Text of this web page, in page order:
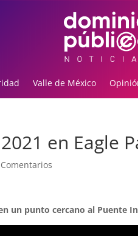
Valle de México
en Eagle
un punto cercano al Puente